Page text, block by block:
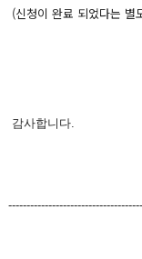
(신청이 완료 되었다는 별
감사합니다.